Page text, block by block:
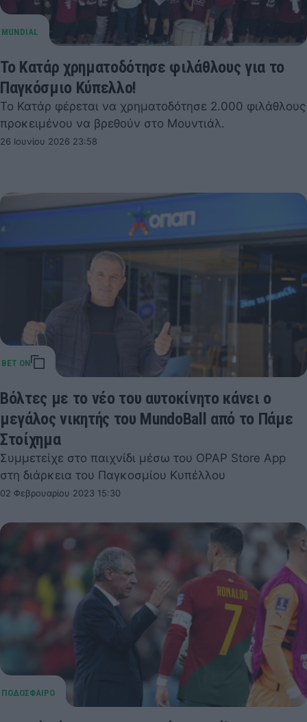
Το Κατάρ χρηματοδότησε φιλάθλους για το
Παγκόσμιο Κύπελλο!
Το Κατάρ φέρεται να χρηματοδότησε 2.000 φιλάθλους
προκειμένου να βρεθούν στο Μουντιάλ.
26 Ιουνίου 2026 23:58
Βόλτες με το νέο του αυτοκίνητο κάνει ο
μεγάλος νικητής του MundoBall από το Πάμε
Στοίχημα
Συμμετείχε στο παιχνίδι μέσω του OPAP Store App
στη διάρκεια του Παγκοσμίου Κυπέλλου
02 Φεβρουαρίου 2023 15:30